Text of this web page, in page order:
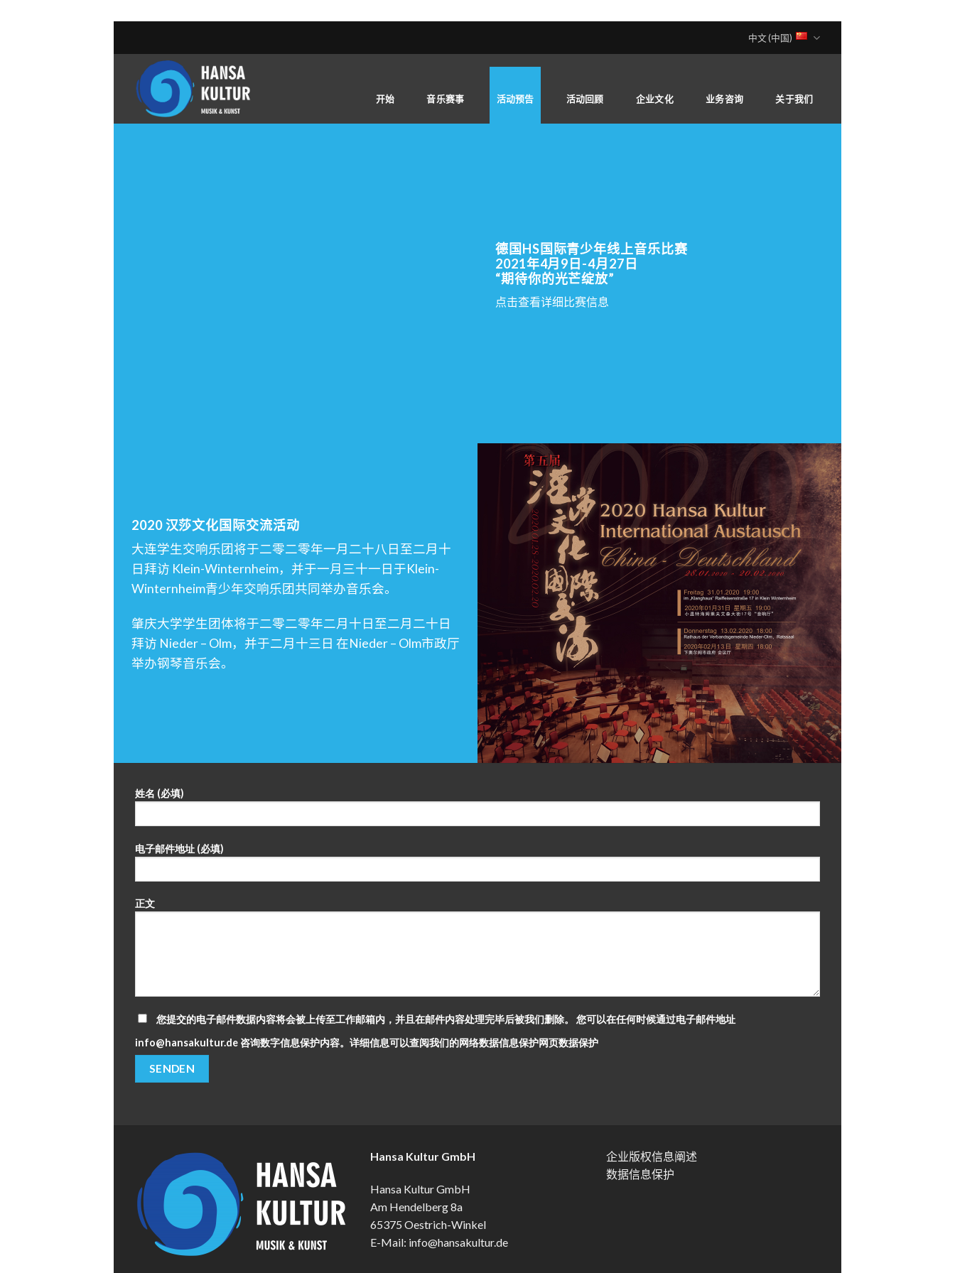
中文 (中国)
开始 音乐赛事 活动预告 活动回顾 企业文化 业务咨询 关于我们
德国HS国际青少年线上音乐比赛
2021年4月9日-4月27日
“期待你的光芒绽放”
点击查看详细比赛信息
2020 汉莎文化国际交流活动
大连学生交响乐团将于二零二零年一月二十八日至二月十
日拜访 Klein-Winternheim，并于一月三十一日于Klein-
Winternheim青少年交响乐团共同举办音乐会。
肇庆大学学生团体将于二零二零年二月十日至二月二十日
拜访 Nieder – Olm，并于二月十三日 在Nieder – Olm市政厅
举办钢琴音乐会。
姓名 (必填)
电子邮件地址 (必填)
正文
您提交的电子邮件数据内容将会被上传至工作邮箱内，并且在邮件内容处理完毕后被我们删除。 您可以在任何时候通过电子邮件地址
info@hansakultur.de 咨询数字信息保护内容。详细信息可以查阅我们的网络数据信息保护网页数据保护
Hansa Kultur GmbH
Hansa Kultur GmbH
Am Hendelberg 8a
65375 Oestrich-Winkel
E-Mail: info@hansakultur.de
企业版权信息阐述
数据信息保护